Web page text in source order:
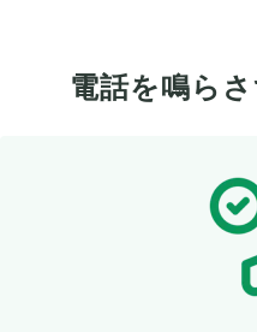
電話を鳴ら